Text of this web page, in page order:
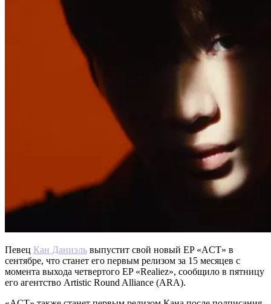
Певец Кан Даниэль выпустит свой новый EP «ACT» в
сентябре, что станет его первым релизом за 15 месяцев с
момента выхода четвертого EP «Realiez», сообщило в пятницу
его агентство Artistic Round Alliance (ARA).